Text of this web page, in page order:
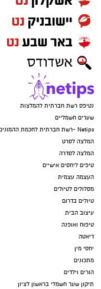
נטיפס רשת חברתית להמלצות
שערים חשמליים
Netips -רשת חברתית לחכמת ההמונים
המלצה לסרט
המלצה לסדרה
טיפים ליחסים אישיים
העצמה עצמית
מסלולים לטיולים
טיולים בדרום
עיצוב הבית
טיפוח ואופנה
דיאטה
יחסי מין
מתכונים
הורים וילדים
תיקון שער חשמלי בראשון לציון